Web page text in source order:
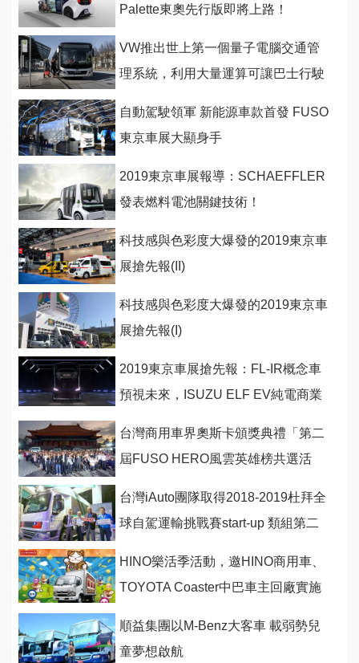
Palette東奧先行版即將上路！
VW推出世上第一個量子電腦交通管
理系統，利用大量運算可讓巴士行駛
自動駕駛領軍 新能源車款首發 FUSO
東京車展大顯身手
2019東京車展報導：SCHAEFFLER
發表燃料電池關鍵技術！
科技感與色彩度大爆發的2019東京車
展搶先報(II)
科技感與色彩度大爆發的2019東京車
展搶先報(I)
2019東京車展搶先報：FL-IR概念車
預視未來，ISUZU ELF EV純電商業
台灣商用車界奧斯卡頒獎典禮「第二
屆FUSO HERO風雲英雄榜共選活
台灣iAuto團隊取得2018-2019杜拜全
球自駕運輸挑戰賽start-up 類組第二
HINO樂活季活動，邀HINO商用車、
TOYOTA Coaster中巴車主回廠實施
順益集團以M-Benz大客車 載弱勢兒
童夢想啟航